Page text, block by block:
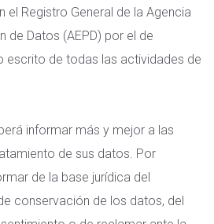
el Registro General de la Agencia
de Datos (AEPD) por el de
escrito de todas las actividades de
informar más y mejor a las
de sus datos. Por
de la base jurídica del
conservación de los datos, del